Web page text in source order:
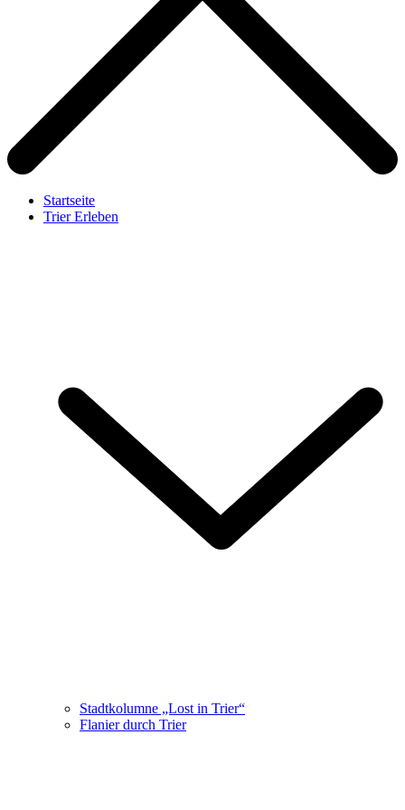
Startseite
Trier Erleben
Stadtkolumne „Lost in Trier“
Flanier durch Trier